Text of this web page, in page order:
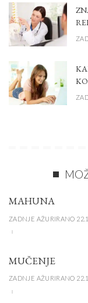
MAHUNA
ZADNJE AŽURIRANO
MUČENJE
ZADNJE AŽURIRANO